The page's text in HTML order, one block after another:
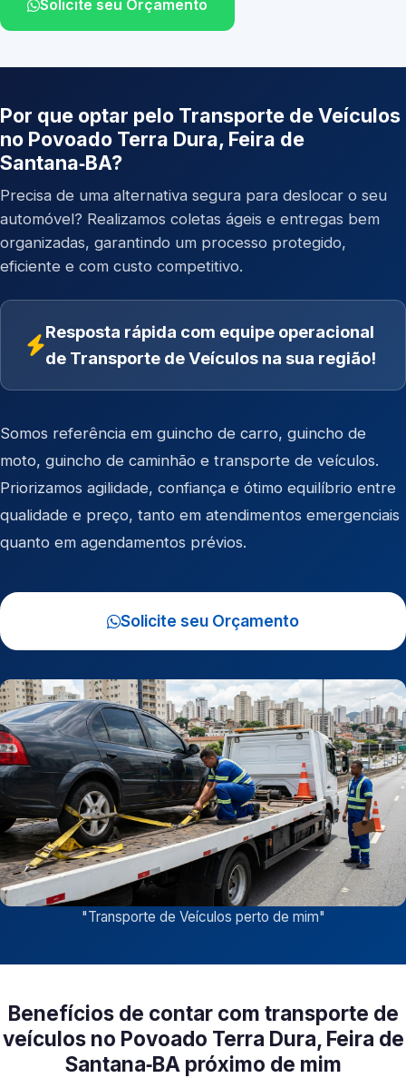
Solicite seu Orçamento
Por que optar pelo Transporte de Veículos
no Povoado Terra Dura, Feira de
Santana‑BA?
Precisa de uma alternativa segura para deslocar o seu
automóvel? Realizamos coletas ágeis e entregas bem
organizadas, garantindo um processo protegido,
eficiente e com custo competitivo.
Resposta rápida com equipe operacional
de Transporte de Veículos na sua região!
Somos referência em guincho de carro, guincho de
moto, guincho de caminhão e transporte de veículos.
Priorizamos agilidade, confiança e ótimo equilíbrio entre
qualidade e preço, tanto em atendimentos emergenciais
quanto em agendamentos prévios.
Solicite seu Orçamento
"Transporte de Veículos perto de mim"
Benefícios de contar com transporte de
veículos no Povoado Terra Dura, Feira de
Santana‑BA próximo de mim